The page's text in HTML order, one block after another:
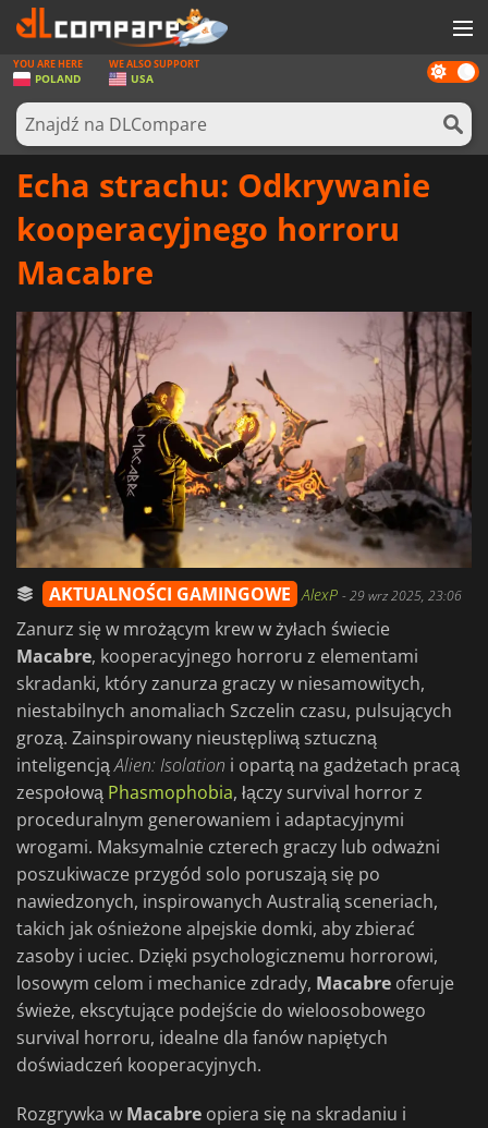
GRY
KARTY DO GIER
OPROGRAMOWANIE
SPRZĘT KOMPUTEROWY
ZALOGUJ SIĘ LUB ZAREJESTRUJ
Dark
mode
YOU ARE HERE
POLAND
WE ALSO SUPPORT
USA
Echa strachu: Odkrywanie
kooperacyjnego horroru
Macabre
AKTUALNOŚCI GAMINGOWE AlexP -29 wrz 2025, 23:06
Zanurz się w mrożącym krew w żyłach świecie
Macabre, kooperacyjnego horroru z elementami
skradanki, który zanurza graczy w niesamowitych,
niestabilnych anomaliach Szczelin czasu, pulsujących
grozą. Zainspirowany nieustępliwą sztuczną
inteligencjąAlien: Isolation i opartą na gadżetach pracą
zespołową Phasmophobia, łączy survival horror z
proceduralnym generowaniem i adaptacyjnymi
wrogami. Maksymalnie czterech graczy lub odważni
poszukiwacze przygód solo poruszają się po
nawiedzonych, inspirowanych Australią sceneriach,
takich jak ośnieżone alpejskie domki, aby zbierać
zasoby i uciec. Dzięki psychologicznemu horrorowi,
losowym celom i mechanice zdrady, Macabre oferuje
świeże, ekscytujące podejście do wieloosobowego
survival horroru, idealne dla fanów napiętych
doświadczeń kooperacyjnych.
Rozgrywka w Macabre opiera się na skradaniu i